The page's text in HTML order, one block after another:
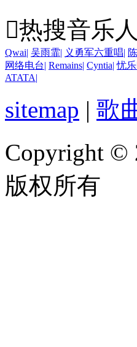
热搜音乐人
Qwai| 吴雨霏| 义勇军六重唱|
网络电台| Remains| Cyntia| 忧乐
ATATA|
sitemap | 歌
Copyright ©
版权所有